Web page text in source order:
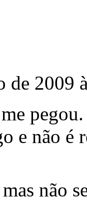
de 2009
e não é
não